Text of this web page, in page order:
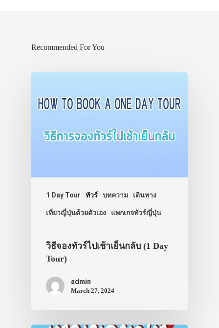
Recommended For You
1 Day Tour ทัวร์ บทความ เดินทาง
เที่ยวญี่ปุ่นด้วยตัวเอง แพกเกจทัวร์ญี่ปุ่น
วิธีจองทัวร์ไปเช้าเย็นกลับ (1 Day
Tour)
admin
March 27, 2024
เอง
รถบัส